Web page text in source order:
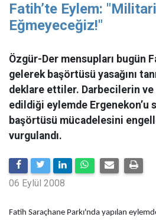
Fatih’te Eylem:
Eğmeyeceğiz!"
Özgür-Der mensupları bugün
gelerek başörtüsü yasağını
deklare ettiler. Darbecilerin
edildiği eylemde Ergenekon’u
başörtüsü mücadelesini
vurgulandı.
06 Eylül 2008
Fatih Saraçhane Parkı'nda yapılan